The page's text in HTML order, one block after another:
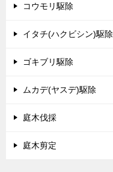
コウモリ駆除
イタチ(ハクビシン)駆除
ゴキブリ駆除
ムカデ(ヤスデ)駆除
庭木伐採
庭木剪定